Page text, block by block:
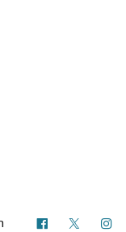
Facebook
Twitter